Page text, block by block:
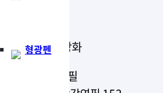
형광펜
으로 안정성 강화
반 사이즈의 연필